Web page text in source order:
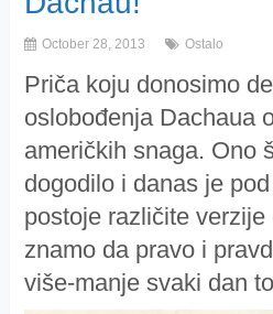
October 28, 2013 Ostalo
Priča koju donosimo
oslobođenja Dachaua
američkih snaga. Ono
dogodilo i danas je
postoje različite
znamo da pravo i
više-manje svaki dan